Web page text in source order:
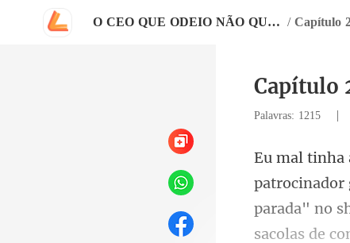
O CEO QUE ODEIO NÃO QUER DAR O DIVÓRCIO / Capítulo
Capítulo
Palavras: 1215 |
parada" no